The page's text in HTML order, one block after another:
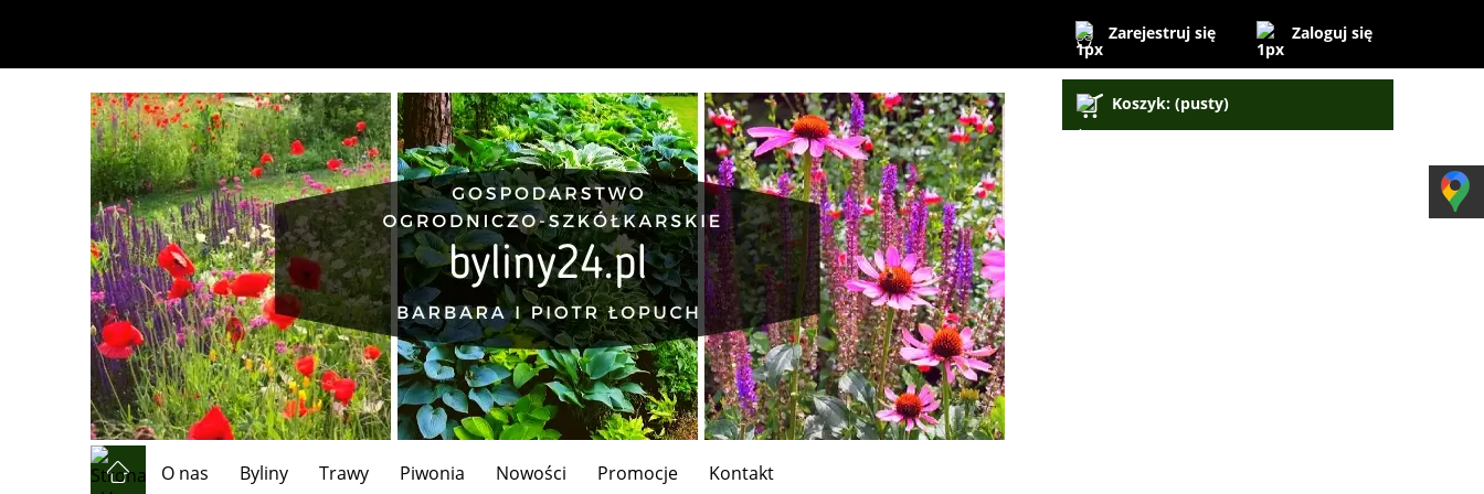
Zarejestruj się Zaloguj się
Koszyk: (pusty)
O nas Byliny Trawy Piwonia Nowości Promocje Kontakt